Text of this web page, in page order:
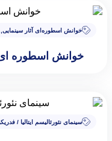
خوانش اسطوره‌ای آثار سینمایی
خوانش اسطوره
سینمای نئورئالیسم ایتالیا /